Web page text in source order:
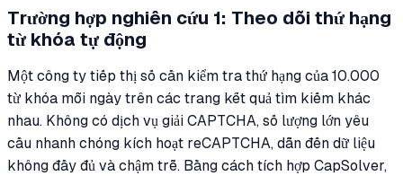
Trường hợp nghiên cứu 1: Theo dõi thứ hạng
từ khóa tự động
Một công ty tiếp thị số cần kiểm tra thứ hạng của 10.000
từ khóa mỗi ngày trên các trang kết quả tìm kiếm khác
nhau. Không có dịch vụ giải CAPTCHA, số lượng lớn yêu
cầu nhanh chóng kích hoạt reCAPTCHA, dẫn đến dữ liệu
không đầy đủ và chậm trễ. Bằng cách tích hợp CapSolver,